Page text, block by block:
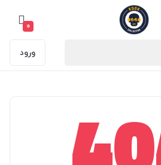
0
ورود